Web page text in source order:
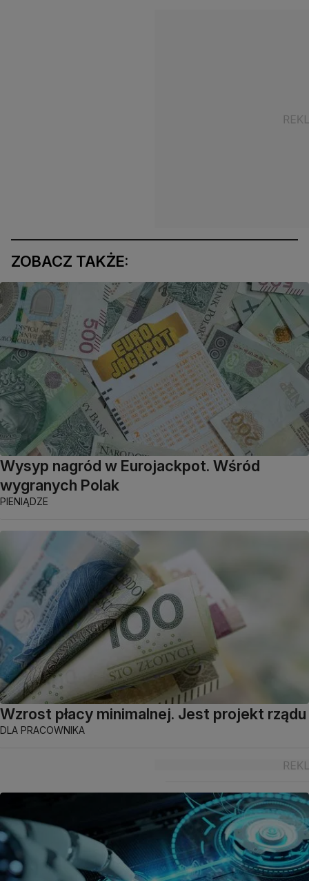
ZOBACZ TAKŻE:
Wysyp nagród w Eurojackpot. Wśród
wygranych Polak
PIENIĄDZE
Wzrost płacy minimalnej. Jest projekt rządu
DLA PRACOWNIKA